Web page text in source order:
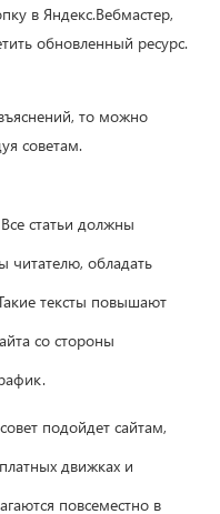
в Яндекс.Вебмастер,
обновленный ресурс.
то можно
советам.
Все статьи должны
читателю, обладать
тексты повышают
со стороны
подойдет сайтам,
движках и
повсеместно в